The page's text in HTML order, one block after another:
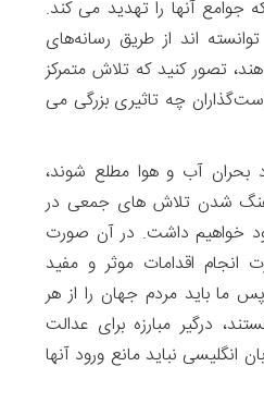
جوامع آنها را تهدید می کند.
اند از طریق رسانه‌های
تصور کنید که تلاش متمرکز
چه تاثیری بزرگی می
بحران آب و هوا مطلع شوند،
شدن تلاش های جمعی در
خواهیم داشت. در آن صورت
اقدامات موثر و مفید
ما باید مردم جهان را از هر
درگیر مبارزه برای عدالت
انگلیسی نباید مانع ورود آنها